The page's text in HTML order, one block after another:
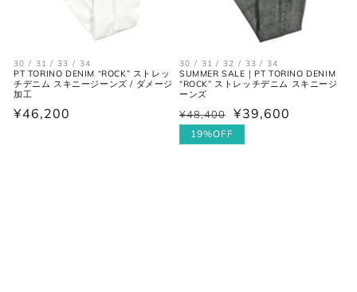
30 / 31 / 33 / 34
PT TORINO DENIM “ROCK” ストレッ
チデニム スキニージーンズ / ダメージ
加工
通
¥46,200
30 / 31 / 32 / 33 / 34
SUMMER SALE｜PT TORINO DENIM
“ROCK” ストレッチデニム スキニージ
ーンズ
通
常
¥48,400
セ
ー
¥39,600
19%OFF